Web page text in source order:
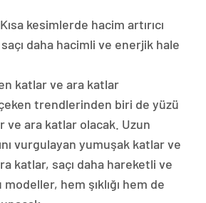
kesimlerde hacim artırıcı
daha hacimli ve enerjik hale
katlar ve ara katlar
trendlerinden biri de yüzü
ve ara katlar olacak. Uzun
vurgulayan yumuşak katlar ve
katlar, saçı daha hareketli ve
hem şıklığı hem de